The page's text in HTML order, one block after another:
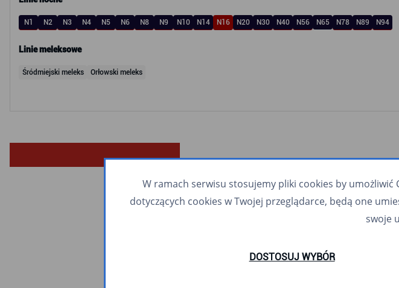
N1 N2 N3 N4 N5 N6 N8 N9 N10 N14 N16 N20 N30 N40 N56 N65 N78 N89 N94
Linie meleksowe
Śródmiejski meleks Orłowski meleks
W ramach serwisu stosujemy pliki cookies by umożliwić
dotyczących cookies w Twojej przeglądarce, będą one
swoje
DOSTOSUJ WYBÓR